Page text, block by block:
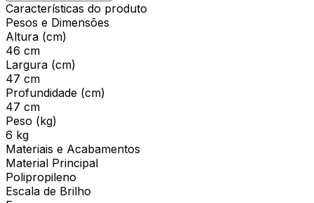
Características do produto
Pesos e Dimensões
Altura (cm)
46 cm
Largura (cm)
47 cm
Profundidade (cm)
47 cm
Peso (kg)
6 kg
Materiais e Acabamentos
Material Principal
Polipropileno
Escala de Brilho